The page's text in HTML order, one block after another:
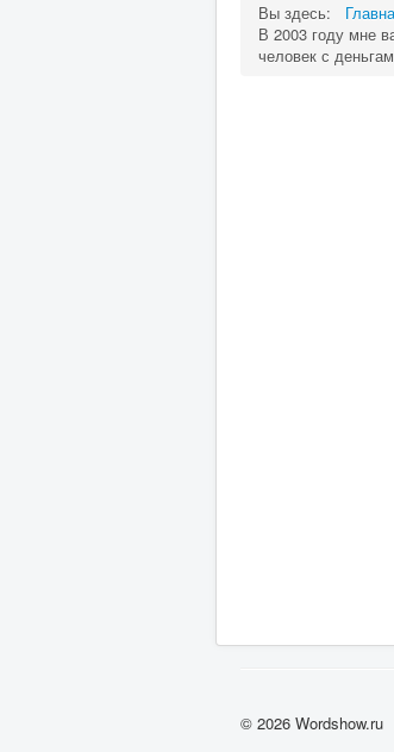
Вы здесь:
В 2003 году мне
человек с
© 2026 Wordshow.ru